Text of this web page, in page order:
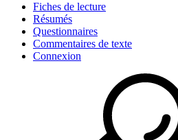
Fiches de lecture
Résumés
Questionnaires
Commentaires de texte
Connexion